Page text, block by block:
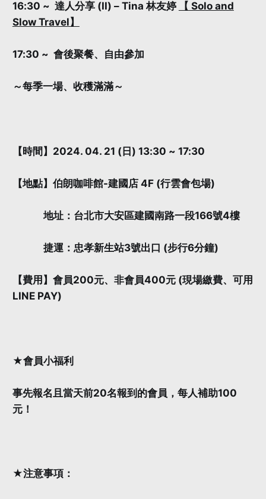
16:30 ~ 達人分享 (II) – Tina 林友婷
【 Solo and
Slow Travel】
17:30 ~ 會後聚餐、自由參加
～每季一場、收穫滿滿～
【時間】2024. 04. 21 (日) 13:30 ~ 17:30
【地點】伯朗咖啡館-建國店 4F (行雲會包場)
地址：台北市大安區建國南路一段166號4樓
捷運：忠孝新生站3號出口 (步行6分鐘)
【費用】會員200元、非會員400元 (現場繳費、可用
LINE PAY)
★會員小福利
事先報名且當天前20名報到的會員，每人補助100
元！
★注意事項：